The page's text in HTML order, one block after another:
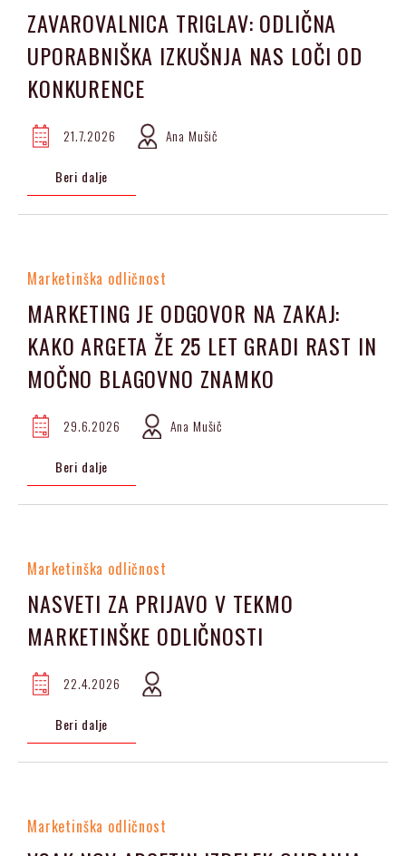
ZAVAROVALNICA TRIGLAV: ODLIČNA
UPORABNIŠKA IZKUŠNJA NAS LOČI OD
KONKURENCE
21.7.2026 Ana Mušič
Beri dalje
Marketinška odličnost
MARKETING JE ODGOVOR NA ZAKAJ:
KAKO ARGETA ŽE 25 LET GRADI RAST IN
MOČNO BLAGOVNO ZNAMKO
29.6.2026 Ana Mušič
Beri dalje
Marketinška odličnost
NASVETI ZA PRIJAVO V TEKMO
MARKETINŠKE ODLIČNOSTI
22.4.2026
Beri dalje
Marketinška odličnost